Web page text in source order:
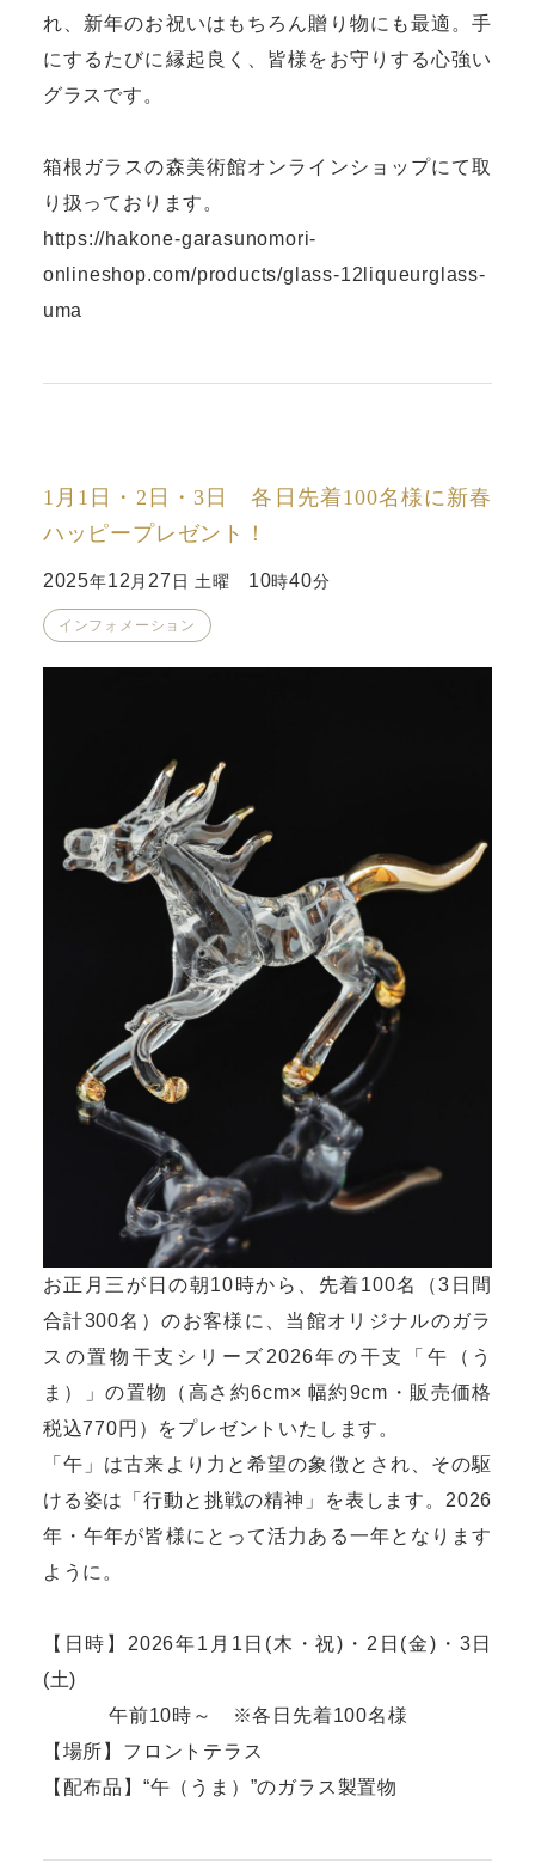
れ、新年のお祝いはもちろん贈り物にも最適。手
にするたびに縁起良く、皆様をお守りする心強い
グラスです。
箱根ガラスの森美術館オンラインショップにて取
り扱っております。
https://hakone-garasunomori-
onlineshop.com/products/glass-12liqueurglass-
uma
1月1日・2日・3日 各日先着100名様に新春
ハッピープレゼント！
2025年12 月27 日 土曜 10時40分
インフォメーション
お正月三が日の朝10時から、先着100名（3日間
合計300名）のお客様に、当館オリジナルのガラ
スの置物干支シリーズ2026年の干支「午（う
ま）」の置物（高さ約6cm× 幅約9cm・販売価格
税込770円）をプレゼントいたします。
「午」は古来より力と希望の象徴とされ、その駆
ける姿は「行動と挑戦の精神」を表します。2026
年・午年が皆様にとって活力ある一年となります
ように。
【日時】2026年1月1日(木・祝)・2日(金)・3日
(土)
午前10時～ ※各日先着100名様
【場所】フロントテラス
【配布品】“午（うま）”のガラス製置物